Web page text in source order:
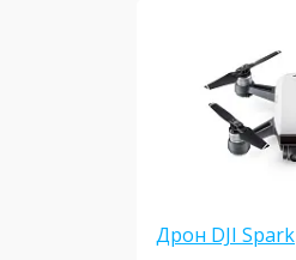
Дрон DJI Spark